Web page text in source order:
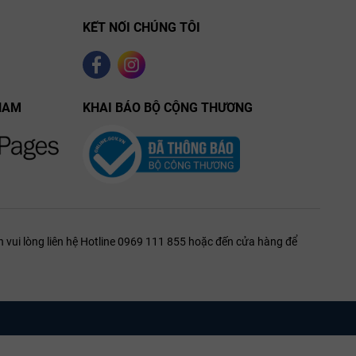
tia xanh
lịm
khiết,
chút thảo
sắc sảo
KẾT NỐI CHÚNG TÔI
KHAI BÁO BỘ CỘNG THƯƠNG
lòng liên hệ Hotline 0969 111 855 hoặc đến cửa hàng để